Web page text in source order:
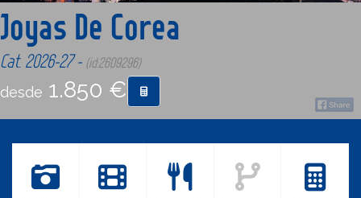
PROMOCIONES
CONTACTO
MÁS
Joyas De Corea
Cat. 2026-27 - (id:2609296)
desde 1.850 €